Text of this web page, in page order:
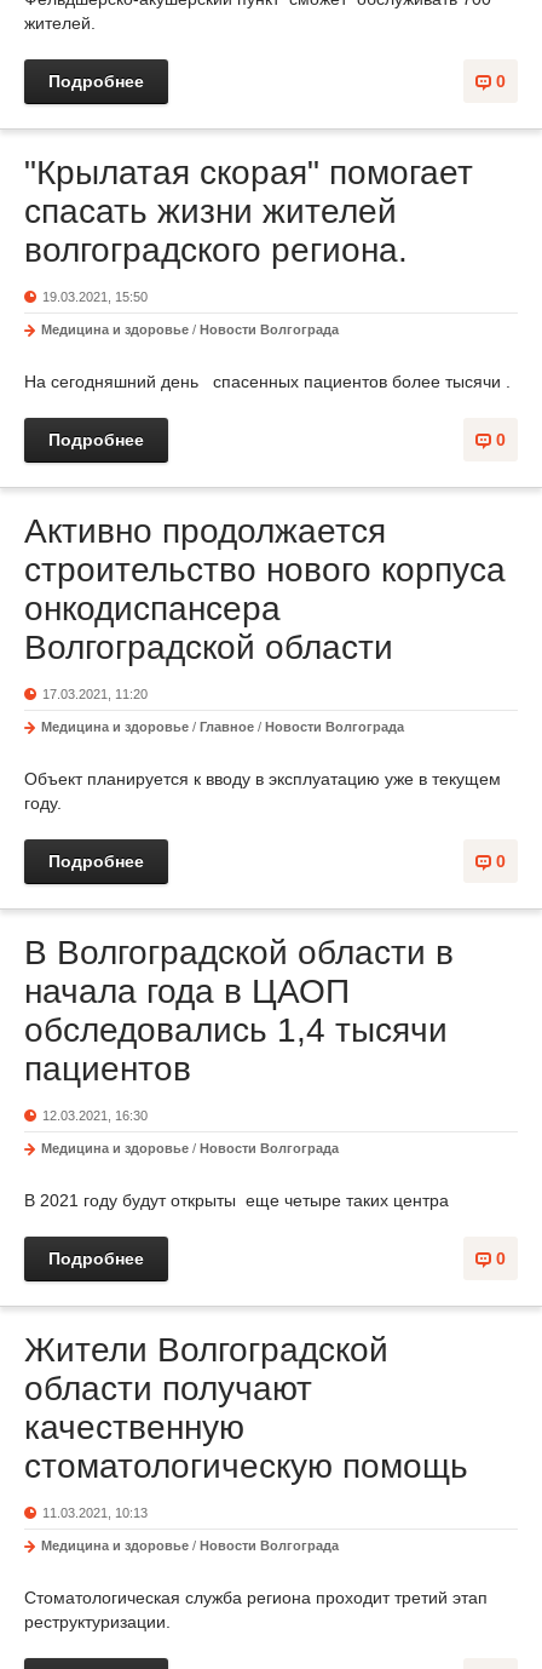
жителей.
0
Подробнее
"Крылатая скорая" помогает
спасать жизни жителей
волгоградского региона.
19.03.2021, 15:50
Медицина и здоровье / Новости Волгограда
На сегодняшний день спасенных пациентов более тысячи .
0
Подробнее
Активно продолжается
строительство нового корпуса
онкодиспансера
Волгоградской области
17.03.2021, 11:20
Медицина и здоровье / Главное / Новости Волгограда
Объект планируется к вводу в эксплуатацию уже в текущем
году.
0
Подробнее
В Волгоградской области в
начала года в ЦАОП
обследовались 1,4 тысячи
пациентов
12.03.2021, 16:30
Медицина и здоровье / Новости Волгограда
В 2021 году будут открыты еще четыре таких центра
0
Подробнее
Жители Волгоградской
области получают
качественную
стоматологическую помощь
11.03.2021, 10:13
Медицина и здоровье / Новости Волгограда
Стоматологическая служба региона проходит третий этап
реструктуризации.